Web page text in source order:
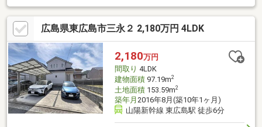
い？お家の購入は人生で一番高額な買い物と言われています。買
う際の不安や悩みを解決し、納得のいく家選びができるよう、
「お客様目線」と「感謝の気持ち」を忘れずにお手伝いさせてい
ただきます。資金計画から購入までお手伝いします
広島県東広島市三永２ 2,180万円 4LDK
2,180万円
間取り 4LDK
建物面積97.19m2
土地面積153.59m2
築年月 2016年8月(築10年1ヶ月)
山陽新幹線 東広島駅 徒歩6分